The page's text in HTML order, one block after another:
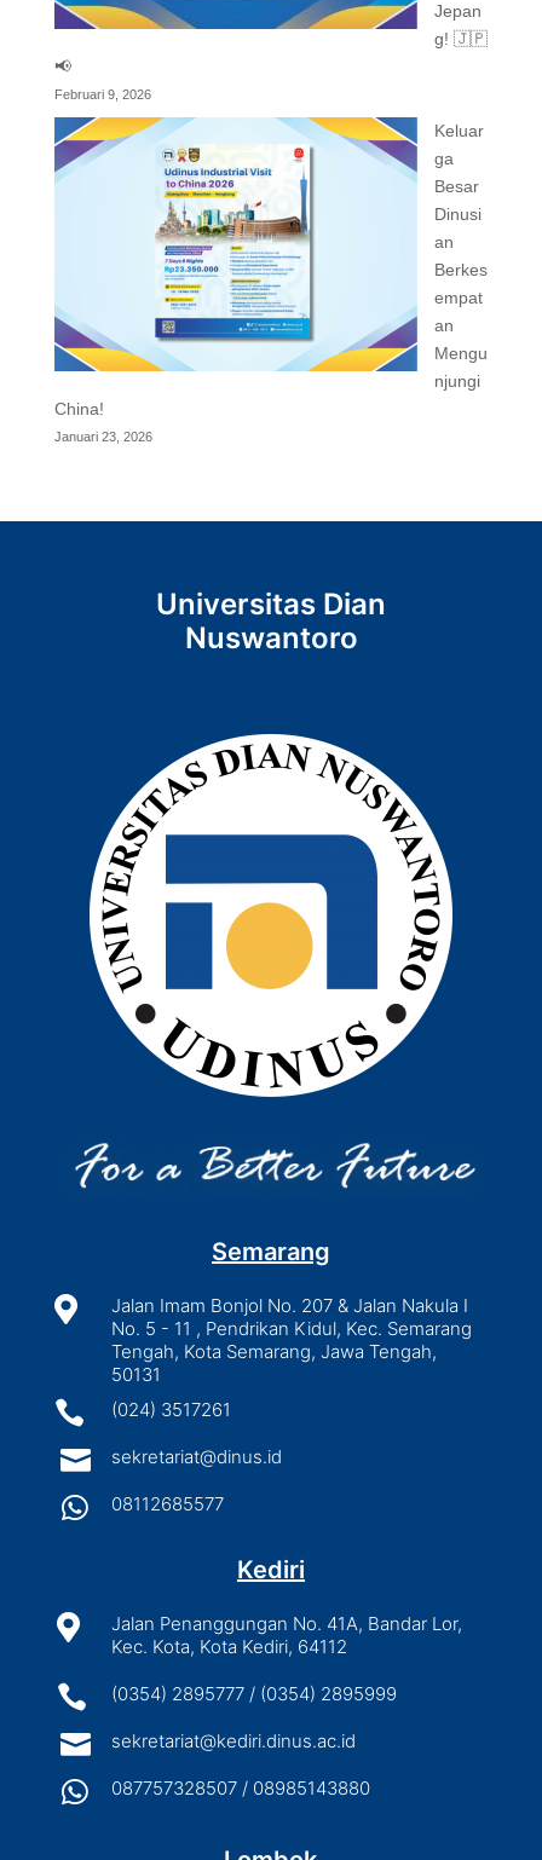
Jepan
g! 🇯🇵
📢
Februari 9, 2026
Keluar
ga
Besar
Dinusi
an
Berkes
empat
an
Mengu
njungi
China!
Januari 23, 2026
Universitas Dian
Nuswantoro
Semarang

Jalan Imam Bonjol No. 207 & Jalan Nakula I
No. 5 - 11 , Pendrikan Kidul, Kec. Semarang
Tengah, Kota Semarang, Jawa Tengah,
50131
 (024) 3517261
 sekretariat@dinus.id
 08112685577
Kediri

Jalan Penanggungan No. 41A, Bandar Lor,
Kec. Kota, Kota Kediri, 64112
 (0354) 2895777 / (0354) 2895999
 sekretariat@kediri.dinus.ac.id
 087757328507 / 08985143880